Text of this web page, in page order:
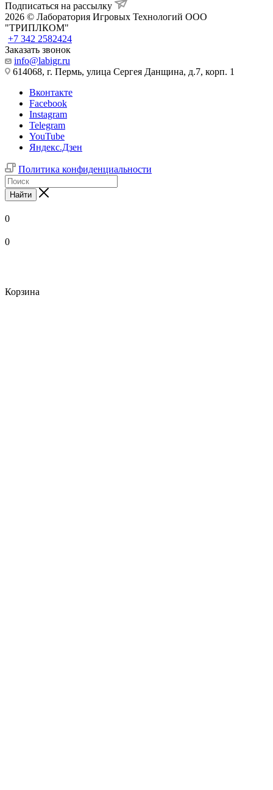
Подписаться на рассылку
2026 © Лаборатория Игровых Технологий ООО
"ТРИПЛКОМ"
+7 342 2582424
Заказать звонок
info@labigr.ru
614068, г. Пермь, улица Сергея Данщина, д.7, корп. 1
Вконтакте
Facebook
Instagram
Telegram
YouTube
Яндекс.Дзен
Политика конфиденциальности
Найти
0
0
Корзина